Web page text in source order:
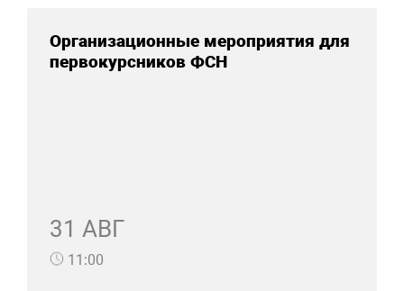
Организационные мероприятия для
первокурсников ФСН
31 АВГ
11:00